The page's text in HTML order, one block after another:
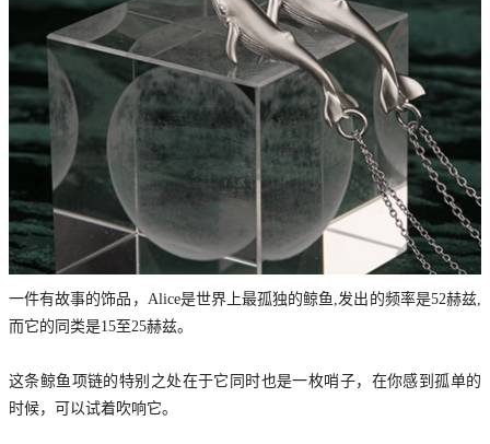
一件有故事的饰品，Alice是世界上最孤独的鲸鱼,发出的频率是52赫兹,
而它的同类是15至25赫兹。
这条鲸鱼项链的特别之处在于它同时也是一枚哨子，在你感到孤单的
时候，可以试着吹响它。